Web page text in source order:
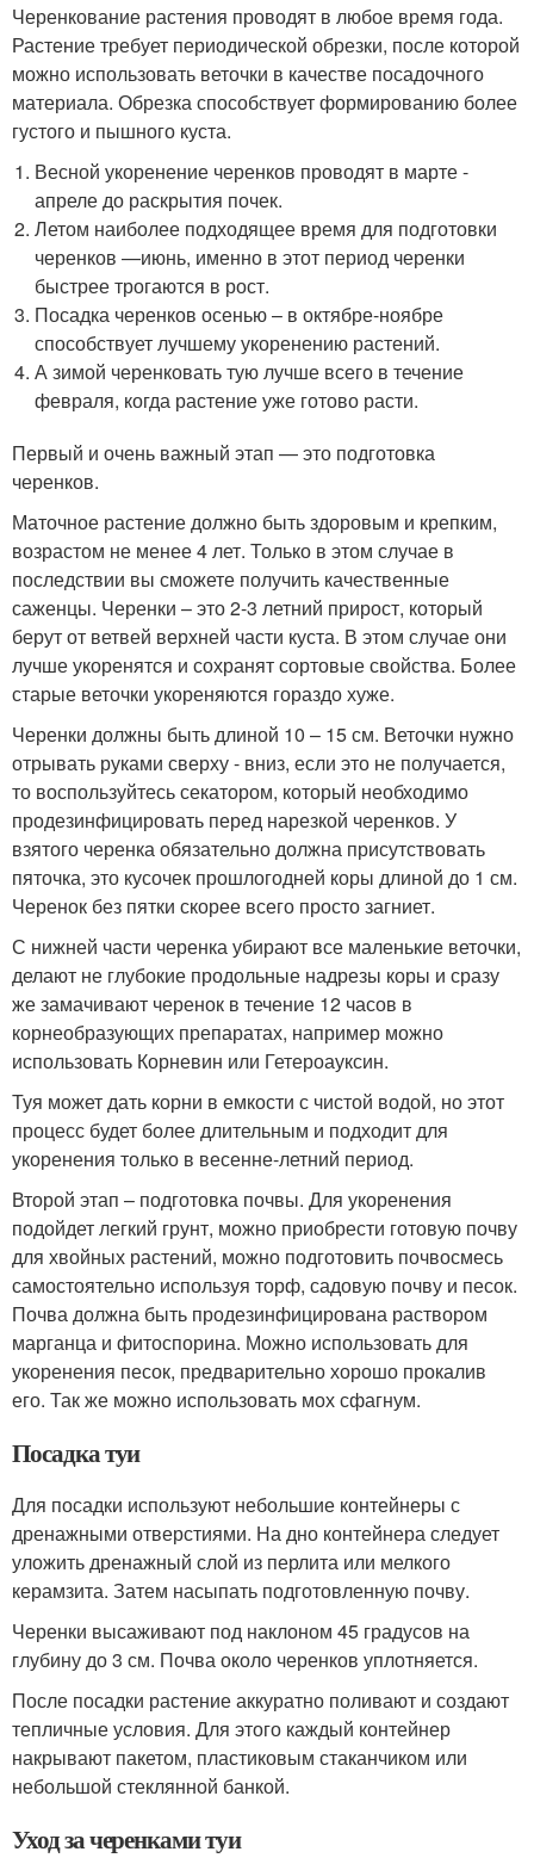
Черенкование растения проводят в любое время года.
Растение требует периодической обрезки, после которой
можно использовать веточки в качестве посадочного
материала. Обрезка способствует формированию более
густого и пышного куста.
Весной укоренение черенков проводят в марте -
апреле до раскрытия почек.
Летом наиболее подходящее время для подготовки
черенков —июнь, именно в этот период черенки
быстрее трогаются в рост.
Посадка черенков осенью – в октябре-ноябре
способствует лучшему укоренению растений.
А зимой черенковать тую лучше всего в течение
февраля, когда растение уже готово расти.
Первый и очень важный этап — это подготовка
черенков.
Маточное растение должно быть здоровым и крепким,
возрастом не менее 4 лет. Только в этом случае в
последствии вы сможете получить качественные
саженцы. Черенки – это 2-3 летний прирост, который
берут от ветвей верхней части куста. В этом случае они
лучше укоренятся и сохранят сортовые свойства. Более
старые веточки укореняются гораздо хуже.
Черенки должны быть длиной 10 – 15 см. Веточки нужно
отрывать руками сверху - вниз, если это не получается,
то воспользуйтесь секатором, который необходимо
продезинфицировать перед нарезкой черенков. У
взятого черенка обязательно должна присутствовать
пяточка, это кусочек прошлогодней коры длиной до 1 см.
Черенок без пятки скорее всего просто загниет.
С нижней части черенка убирают все маленькие веточки,
делают не глубокие продольные надрезы коры и сразу
же замачивают черенок в течение 12 часов в
корнеобразующих препаратах, например можно
использовать Корневин или Гетероауксин.
Туя может дать корни в емкости с чистой водой, но этот
процесс будет более длительным и подходит для
укоренения только в весенне-летний период.
Второй этап – подготовка почвы. Для укоренения
подойдет легкий грунт, можно приобрести готовую почву
для хвойных растений, можно подготовить почвосмесь
самостоятельно используя торф, садовую почву и песок.
Почва должна быть продезинфицирована раствором
марганца и фитоспорина. Можно использовать для
укоренения песок, предварительно хорошо прокалив
его. Так же можно использовать мох сфагнум.
Посадка туи
Для посадки используют небольшие контейнеры с
дренажными отверстиями. На дно контейнера следует
уложить дренажный слой из перлита или мелкого
керамзита. Затем насыпать подготовленную почву.
Черенки высаживают под наклоном 45 градусов на
глубину до 3 см. Почва около черенков уплотняется.
После посадки растение аккуратно поливают и создают
тепличные условия. Для этого каждый контейнер
накрывают пакетом, пластиковым стаканчиком или
небольшой стеклянной банкой.
Уход за черенками туи